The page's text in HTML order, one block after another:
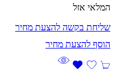
המלאי אזל
שליחת בקשה להצעת מחיר